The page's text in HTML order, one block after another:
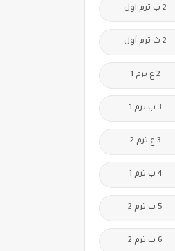
2 ب ترم اول
2 ث ترم أول
2 ع ترم 1
3 ب ترم 1
3 ع ترم 2
4 ب ترم 1
5 ب ترم 2
6 ب ترم 2